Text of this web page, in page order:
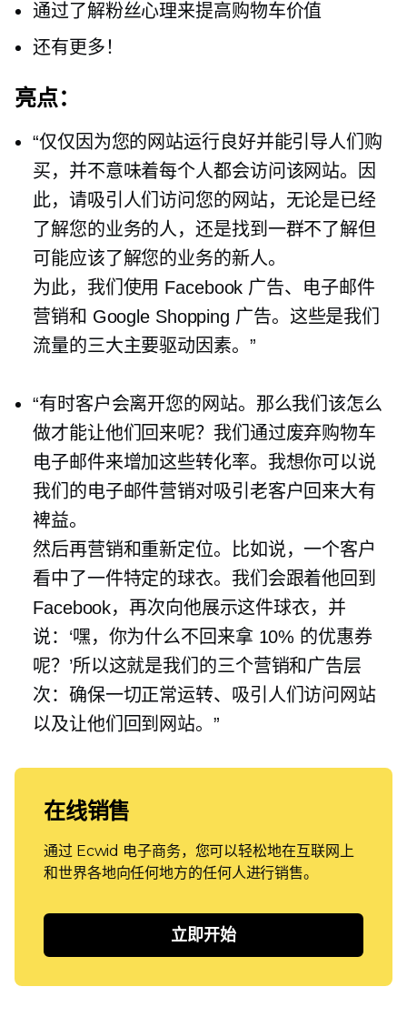
通过了解粉丝心理来提高购物车价值
还有更多！
亮点：
“仅仅因为您的网站运行良好并能引导人们购
买，并不意味着每个人都会访问该网站。因
此，请吸引人们访问您的网站，无论是已经
了解您的业务的人，还是找到一群不了解但
可能应该了解您的业务的新人。
为此，我们使用 Facebook 广告、电子邮件
营销和 Google Shopping 广告。这些是我们
流量的三大主要驱动因素。”
“有时客户会离开您的网站。那么我们该怎么
做才能让他们回来呢？我们通过废弃购物车
电子邮件来增加这些转化率。我想你可以说
我们的电子邮件营销对吸引老客户回来大有
裨益。
然后再营销和重新定位。比如说，一个客户
看中了一件特定的球衣。我们会跟着他回到
Facebook，再次向他展示这件球衣，并
说：‘嘿，你为什么不回来拿 10% 的优惠券
呢？’所以这就是我们的三个营销和广告层
次：确保一切正常运转、吸引人们访问网站
以及让他们回到网站。”
在线销售
通过 Ecwid 电子商务，您可以轻松地在互联网上
和世界各地向任何地方的任何人进行销售。
立即开始